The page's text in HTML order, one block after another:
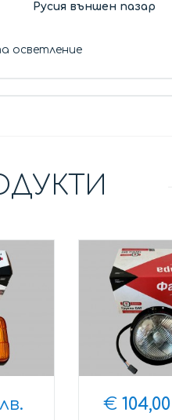
Русия външен пазар
осветление
€ 104,00